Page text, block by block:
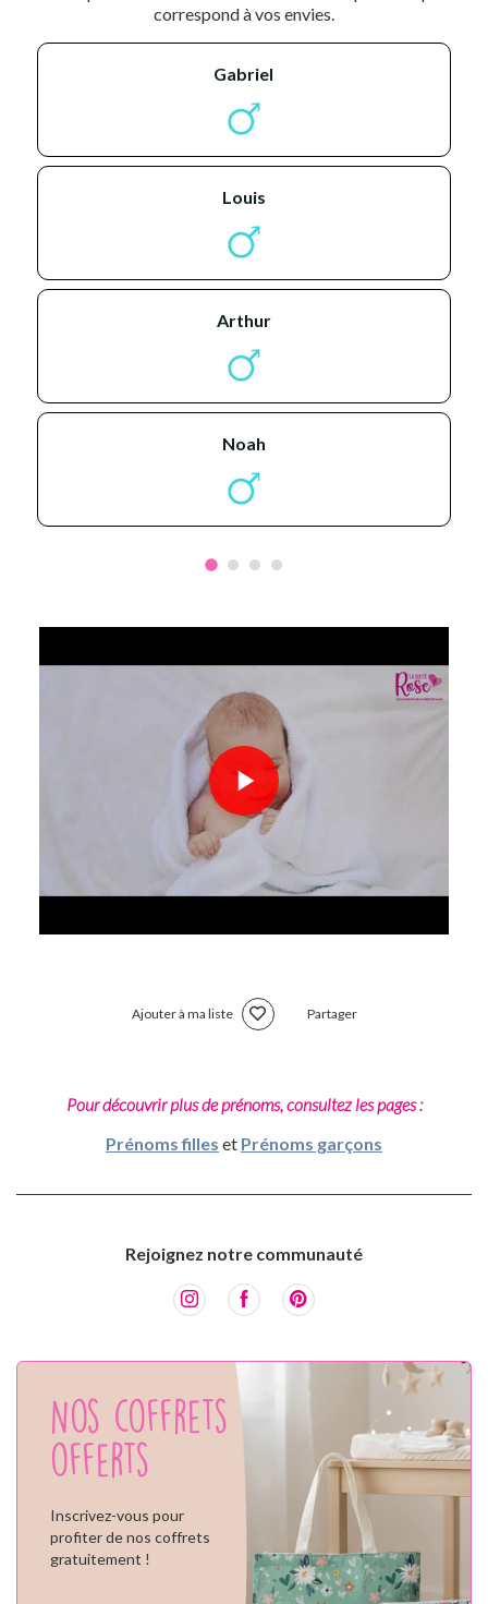
correspond à vos envies.
gabriel
louis
arthur
noah
Ajouter à ma liste Partager
Pour découvrir plus de prénoms, consultez les pages :
Prénoms filles et Prénoms garçons
Rejoignez notre communauté
Nos coffrets
offerts
Inscrivez-vous pour
profiter de nos coffrets
gratuitement !